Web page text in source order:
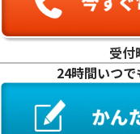
2026年6月買取
SV1000 銀杯
受付
24時間いつで